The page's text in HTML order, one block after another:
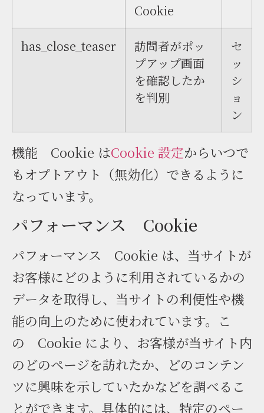
Cookie
has_close_teaser
訪問者がポッ
プアップ画面
を確認したか
を判別
セ
ッ
シ
ョ
ン
機能 Cookie はCookie 設定からいつで
もオプトアウト（無効化）できるように
なっています。
パフォーマンス Cookie
パフォーマンス Cookie は、当サイトが
お客様にどのように利用されているかの
データを取得し、当サイトの利便性や機
能の向上のために使われています。こ
の Cookie により、お客様が当サイト内
のどのページを訪れたか、どのコンテン
ツに興味を示していたかなどを調べるこ
とができます。具体的には、特定のペー